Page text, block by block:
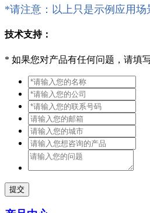
*请注意：以上只是示例应用
技术支持：
* 如果您对产品有任何问题，请填
提交